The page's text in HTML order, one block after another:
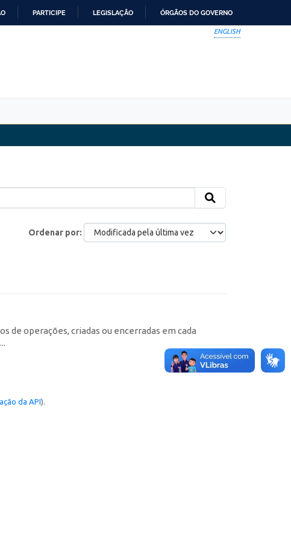
PARTICIPE LEGISLAÇÃO ÓRGÃOS DO GOVERNO
ENGLISH
Ordenar por
de operações, criadas ou encerradas em cada
da API).